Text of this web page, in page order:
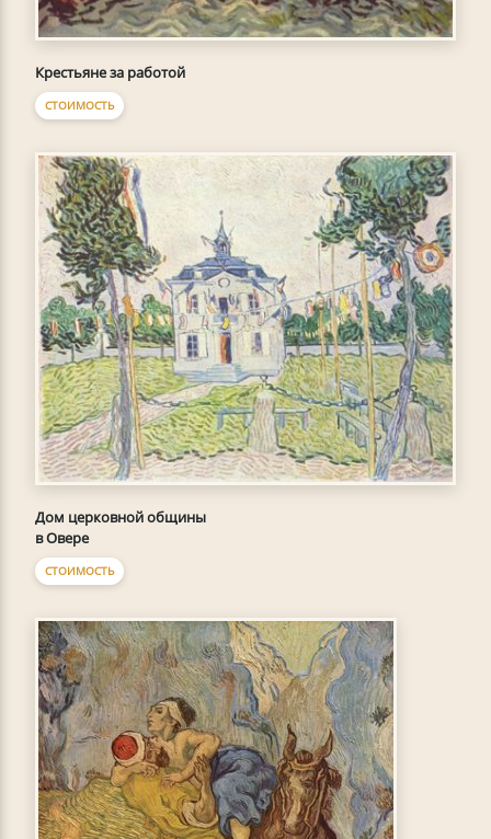
Крестьяне за работой
СТОИМОСТЬ
Дом церковной общины
в Овере
СТОИМОСТЬ